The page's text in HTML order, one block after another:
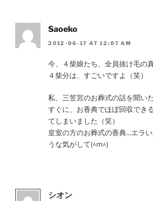
Saoeko
2012-06-17 AT 12:07 AM
今、４柴娘たち、全員抜け毛の
４柴分は、すごいですよ（笑）
私、三笠宮のお葬式の話を聞いた
すぐに、お香典でほぼ回収でき
てしまいました（笑）
皇室の方のお葬式の香典…エラ
うな気がして(^m^)
シオン